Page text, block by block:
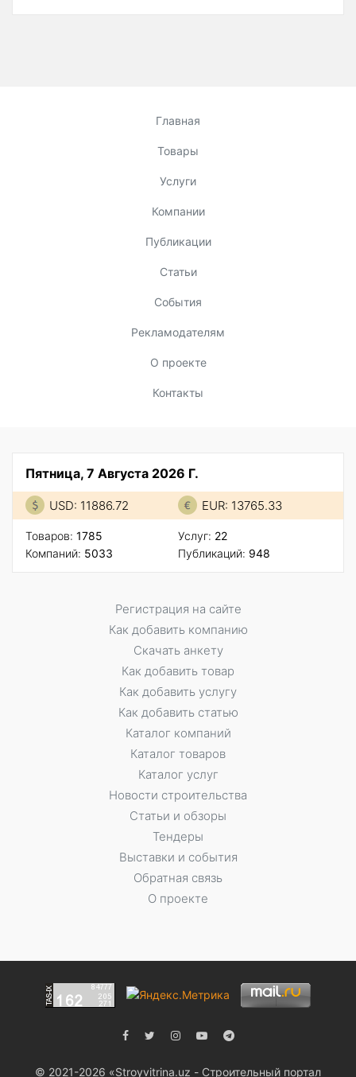
Главная
Товары
Услуги
Компании
Публикации
Статьи
События
Рекламодателям
О проекте
Контакты
Пятница, 7 Августа 2026 Г.
USD: 11886.72 EUR: 13765.33
Товаров: 1785
Компаний: 5033
Услуг: 22
Публикаций: 948
Регистрация на сайте
Как добавить компанию
Скачать анкету
Как добавить товар
Как добавить услугу
Как добавить статью
Каталог компаний
Каталог товаров
Каталог услуг
Новости строительства
Статьи и обзоры
Тендеры
Выставки и события
Обратная связь
О проекте
© 2021-2026 «Stroyvitrina.uz - Строительный портал